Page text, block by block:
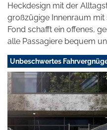
Heckdesign mit der
großzügige Innenraum mit
Fond schafft ein offenes,
alle Passagiere bequem
Unbeschwertes